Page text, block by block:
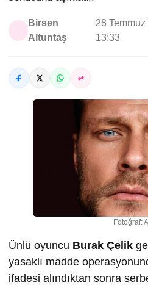
Birsen
Altuntaş
28 Temmuz
13:33
Fotoğraf:
Ünlü oyuncu Burak Çelik
yasaklı madde
ifadesi alındıktan sonra